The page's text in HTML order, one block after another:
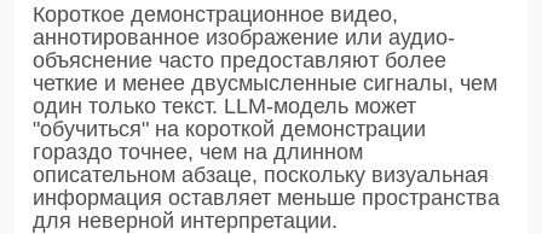
Короткое демонстрационное видео,
аннотированное изображение или аудио-
объяснение часто предоставляют более
четкие и менее двусмысленные сигналы, чем
один только текст. LLM-модель может
"обучиться" на короткой демонстрации
гораздо точнее, чем на длинном
описательном абзаце, поскольку визуальная
информация оставляет меньше пространства
для неверной интерпретации.